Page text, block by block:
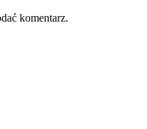
komentarz.